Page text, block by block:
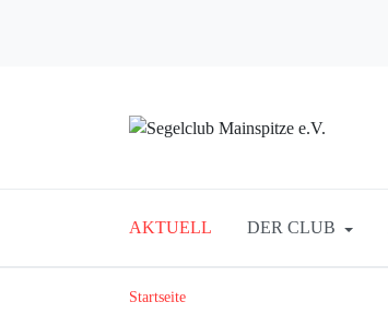
AKTUELL DER CLUB
Startseite